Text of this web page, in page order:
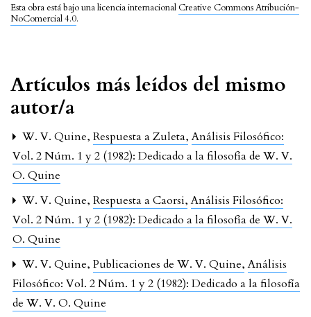
Esta obra está bajo una licencia internacional Creative Commons Atribución-
NoComercial 4.0.
Artículos más leídos del mismo
autor/a
W. V. Quine, Respuesta a Zuleta,Análisis Filosófico:
Vol. 2 Núm. 1 y 2 (1982): Dedicado a la filosofía de W. V.
O. Quine
W. V. Quine, Respuesta a Caorsi,Análisis Filosófico:
Vol. 2 Núm. 1 y 2 (1982): Dedicado a la filosofía de W. V.
O. Quine
W. V. Quine, Publicaciones de W. V. Quine,Análisis
Filosófico: Vol. 2 Núm. 1 y 2 (1982): Dedicado a la filosofía
de W. V. O. Quine